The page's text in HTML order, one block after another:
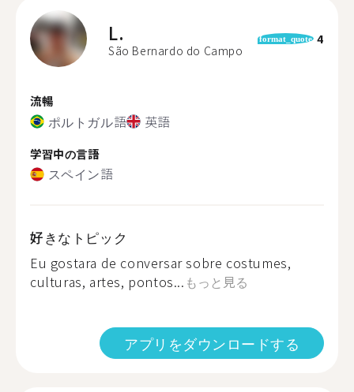
L.
São Bernardo do Campo
format_quote 4
流暢
ポルトガル語 英語
学習中の言語
スペイン語
好きなトピック
Eu gostara de conversar sobre costumes,
culturas, artes, pontos... もっと見る
アプリをダウンロードする